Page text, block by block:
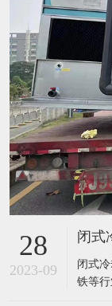
28
2023-09
闭式
闭式
铁等